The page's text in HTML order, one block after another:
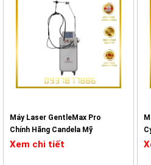
Thiết bị này đặc biệt hiệu quả trong
sắc tố không đồng đều, và lỗ chân
thiết kế và công nghệ, Sylfirm X
còn là lựa chọn lý tưởng cho thẩm mỹ
chuyên nghiệp.
Máy Laser GentleMax Pro
Chính Hãng Candela Mỹ
Xem chi tiết